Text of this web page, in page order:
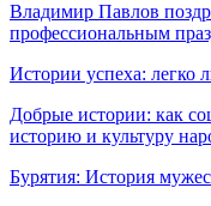
Владимир Павлов
профессиональным
Истории успеха: легко
Добрые истории: как
историю и культуру
Бурятия: История